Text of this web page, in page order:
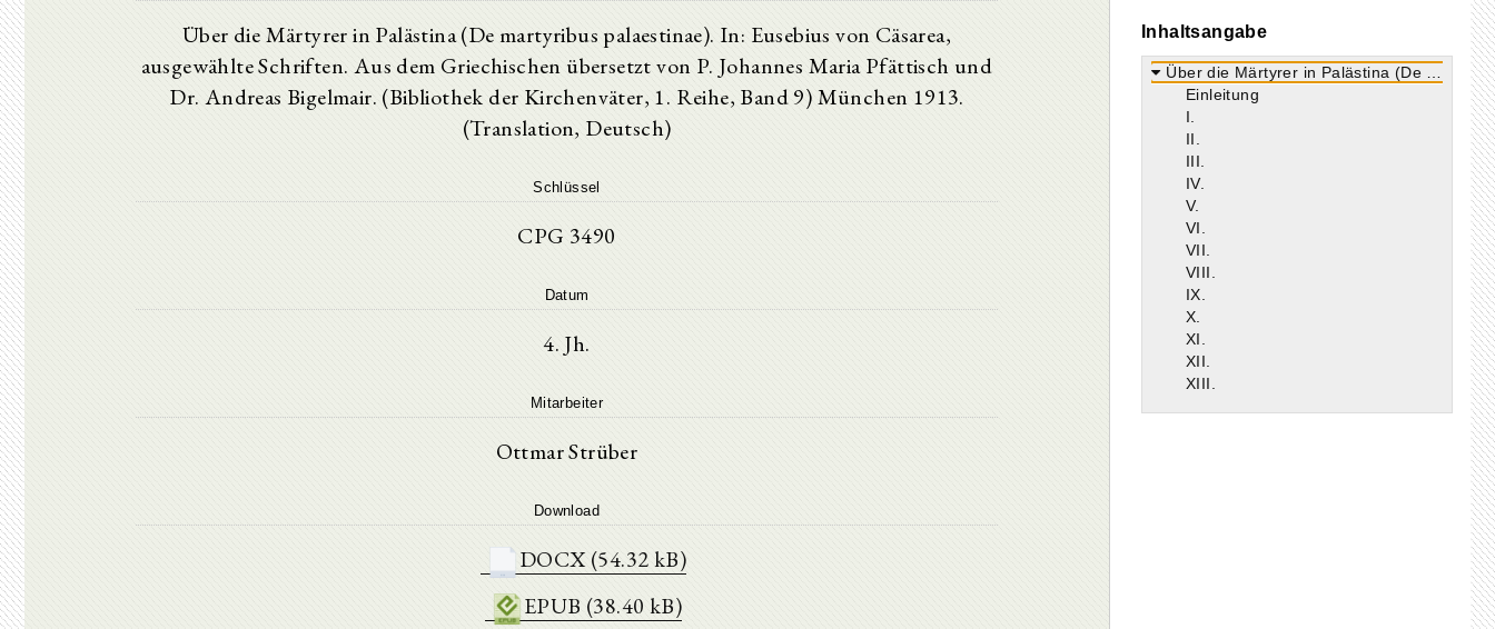
Über die Märtyrer in Palästina (De martyribus palaestinae). In: Eusebius von Cäsarea,
ausgewählte Schriften. Aus dem Griechischen übersetzt von P. Johannes Maria Pfättisch und
Dr. Andreas Bigelmair. (Bibliothek der Kirchenväter, 1. Reihe, Band 9) München 1913.
(Translation, Deutsch)
Schlüssel
CPG 3490
Datum
4. Jh.
Mitarbeiter
Ottmar Strüber
Download
DOCX (54.32 kB)
EPUB (38.40 kB)
Inhaltsangabe
Über die Märtyrer in Palästina (De martyribus palaestinae).
Einleitung
I.
II.
III.
IV.
V.
VI.
VII.
VIII.
IX.
X.
XI.
XII.
XIII.